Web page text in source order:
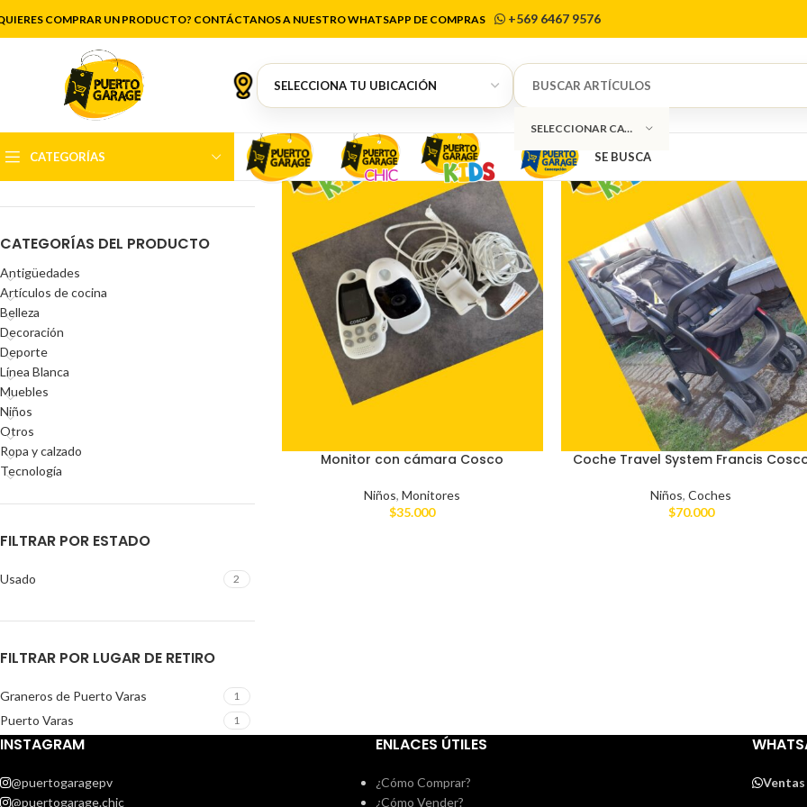
COMPRAR UN PRODUCTO? CONTÁCTANOS A NUESTRO WHATSAPP DE COMPRAS +569 6467 9576
SELECCIONAR CATEGORÍA
CATEGORÍAS SE BUSCA
Cosco
FILTRAR POR PRECIO
FILTRAR
Precio:$35.000—
CATEGORÍAS DEL PRODUCTO
Antigüedades
Artículos de cocina
Belleza
Decoración
Deporte
Línea Blanca
Muebles
Niños
Otros
Ropa y calzado
Tecnología
FILTRAR POR ESTADO
Usado 2
FILTRAR POR LUGAR DE RETIRO
Graneros de Puerto Varas 1
Puerto Varas 1
Monitor con cámara Cosco
Niños,Monitores
$35.000
Coche Travel System Francis
Niños,Coches
$70.000
INSTAGRAM
@puertogaragepv
@puertogarage.chic
ENLACES ÚTILES
¿Cómo Comprar?
¿Cómo Vender?
Ventas